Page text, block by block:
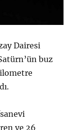
Dairesi
buz
ve 26